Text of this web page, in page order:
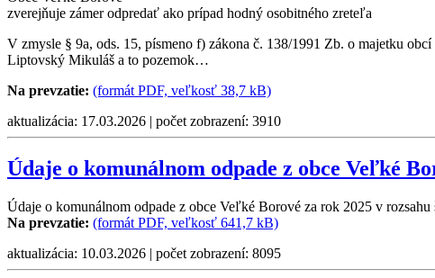
zverejňuje zámer odpredať ako prípad hodný osobitného zreteľa
V zmysle § 9a, ods. 15, písmeno f) zákona č. 138/1991 Zb. o majetku
Liptovský Mikuláš a to pozemok…
Na prevzatie: (formát PDF, veľkosť 38,7 kB)
aktualizácia: 17.03.2026 | počet zobrazení: 3910
Údaje o komunálnom odpade z obce Veľké
Údaje o komunálnom odpade z obce Veľké Borové za rok 2025 v rozsahu
Na prevzatie: (formát PDF, veľkosť 641,7 kB)
aktualizácia: 10.03.2026 | počet zobrazení: 8095